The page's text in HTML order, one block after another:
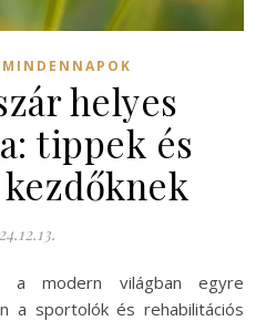
MINDENNAPOK
helyes
tippek és
a sportolók és rehabilitációs